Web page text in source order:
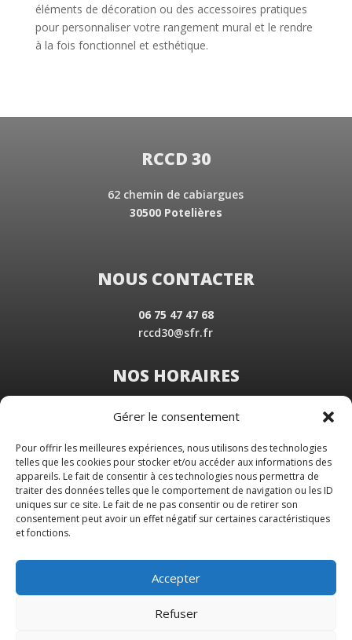
Gérer le consentement
Pour offrir les meilleures expériences, nous utilisons des technologies
telles que les cookies pour stocker et/ou accéder aux informations des
appareils. Le fait de consentir à ces technologies nous permettra de
traiter des données telles que le comportement de navigation ou les ID
uniques sur ce site. Le fait de ne pas consentir ou de retirer son
consentement peut avoir un effet négatif sur certaines caractéristiques
et fonctions.
Accepter
Refuser
éléments de décoration ou des accessoires pratiques
pour personnaliser votre rangement mural et le rendre
à la fois fonctionnel et esthétique.
RCCD 30
62 chemin de cabiargues
30500 Potelières
NOUS CONTACTER
06 75 47 47 68
rccd30@sfr.fr
NOS HORAIRES
Du Lundi au Vendredi
Samedi sur rendez-vous